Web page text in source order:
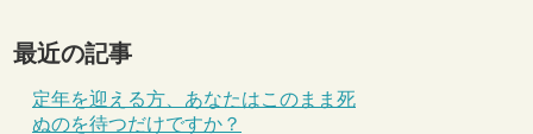
最近の記事
定年を迎える方、あなたはこのまま死
ぬのを待つだけですか？